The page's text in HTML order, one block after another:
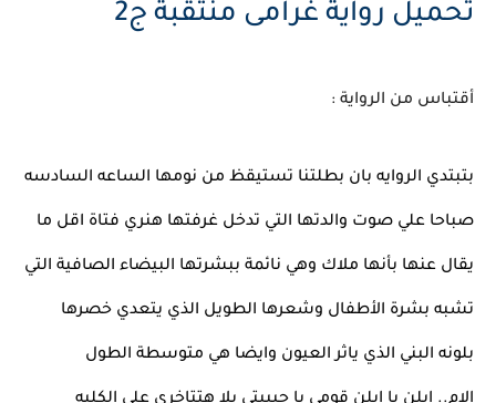
تحميل رواية غرامى منتقبة ج2
أقتباس من الرواية :
بتبتدي الروايه بان بطلتنا تستيقظ من نومها الساعه السادسه
صباحا علي صوت والدتها التي تدخل غرفتها هنري فتاة اقل ما
يقال عنها بأنها ملاك وهي نائمة ببشرتها البيضاء الصافية التي
تشبه بشرة الأطفال وشعرها الطويل الذي يتعدي خصرها
بلونه البني الذي ياثر العيون وايضا هي متوسطة الطول